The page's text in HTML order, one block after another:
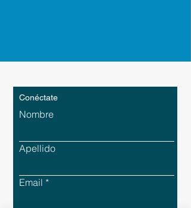
Conéctate
Nombre
Apellido
Email